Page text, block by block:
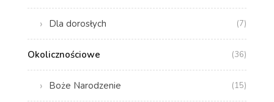
Dla dorosłych (7)
Okolicznościowe (36)
Boże Narodzenie (15)